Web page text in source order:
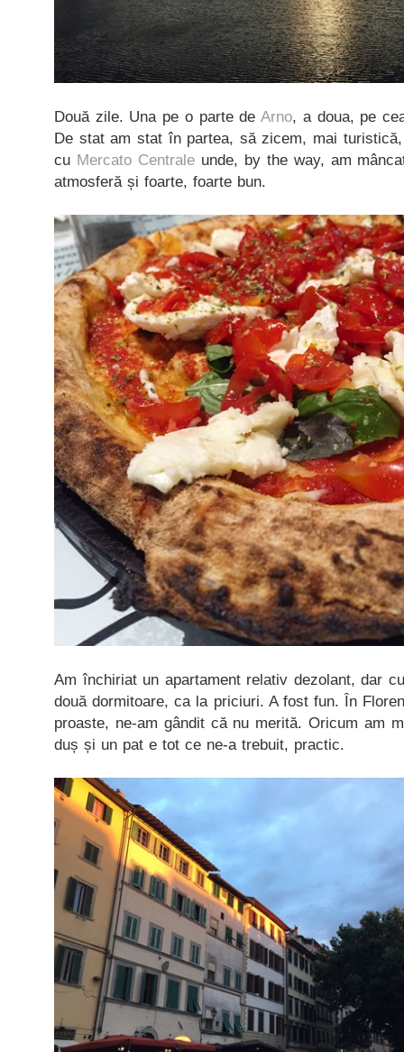
Două zile. Una pe o parte deArno, a doua, pe
De stat am stat în partea, să zicem, mai
cu Mercato Centraleunde, by the way, am
atmosferă și foarte, foarte bun.
Am închiriat un apartament relativ dezolant, dar
două dormitoare, ca la priciuri. A fost fun. În
proaste, ne-am gândit că nu merită. Oricum am
duș și un pat e tot ce ne-a trebuit, practic.